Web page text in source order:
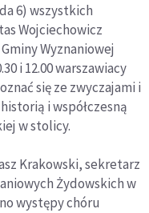
6) wszystkich
Wojciechowicz
Wyznaniowej
i 12.00 warszawiacy
się ze zwyczajami i
i współczesną
w stolicy.
Krakowski, sekretarz
Żydowskich w
występy chóru